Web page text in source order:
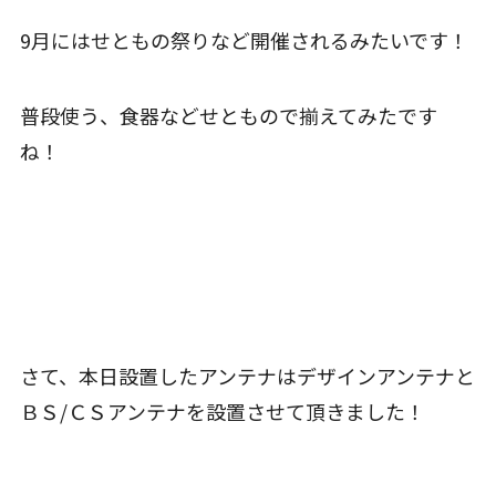
9月にはせともの祭りなど開催されるみたいです！
普段使う、食器などせともので揃えてみたです
ね！
さて、本日設置したアンテナはデザインアンテナと
ＢＳ/ＣＳアンテナを設置させて頂きました！